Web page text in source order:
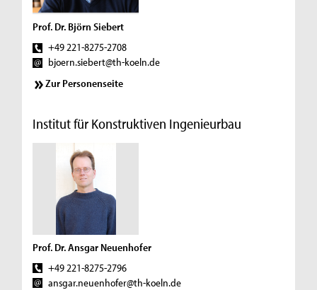
Prof. Dr. Björn Siebert
+49 221-8275-2708
bjoern.siebert@th-koeln.de
Zur Personenseite
Institut für Konstruktiven Ingenieurbau
Prof. Dr. Ansgar Neuenhofer
+49 221-8275-2796
ansgar.neuenhofer@th-koeln.de